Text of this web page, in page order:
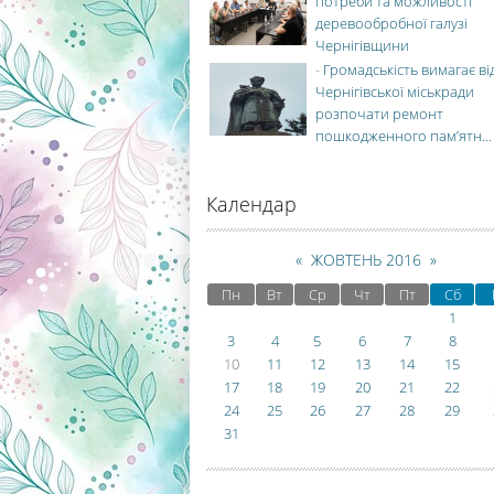
деревообробної галузі
Чернігівщини
- Громадськість вимагає
Чернігівської міськради
розпочати ремонт
пошкодженного пам’ятн...
Календар
« ЖОВТЕНЬ 2016 »
Пн Вт Ср Чт Пт Сб
1
3
4 5 6 7 8
10
11 12 13 14 15
17
18 19 20 21 22
24
25 26 27 28 29
31